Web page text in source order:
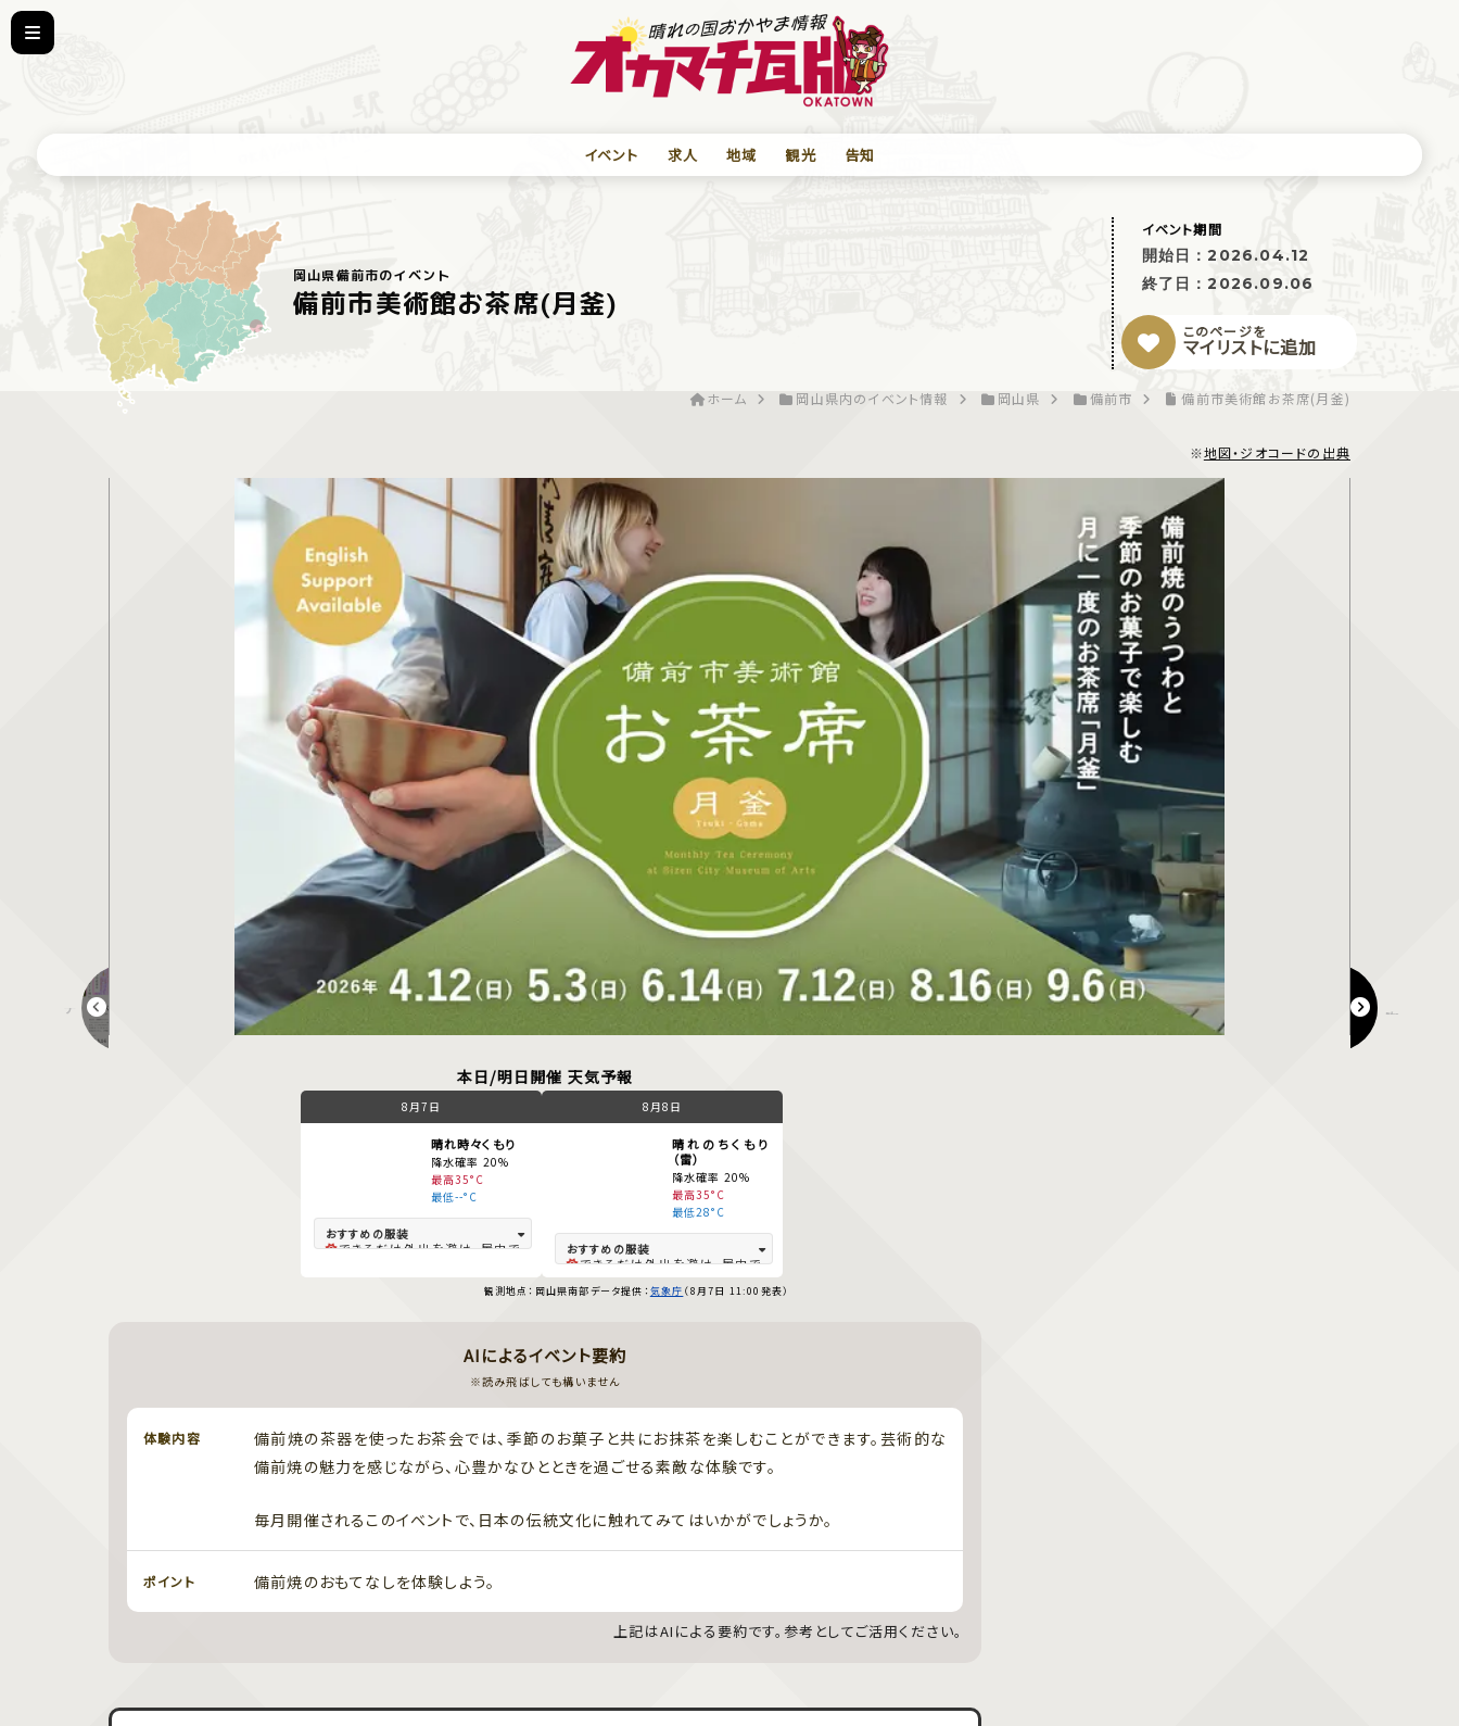
イベント 求人 地域 観光 告知
岡山県備前市のイベント
備前市美術館お茶席(月釜)
イベント期間
開始日：2026.04.12
終了日：2026.09.06
このページを
マイリストに追加
ホーム 岡山県内のイベント情報 岡山県 備前市 備前市美術館お茶席(月釜)
※地図・ジオコードの出典
本日/明日開催 天気予報
8月7日
晴れ時々くもり
降水確率 20%
最高35°C
最低--°C
できるだけ外出を避け、屋内で
夜も蒸し暑く過ごしづらい。換気
ムがオススメ。 朝晩には、日傘、
策）を検討してください。
8月8日
晴れのちくもり
（雷）
降水確率 20%
最高35°C
最低28°C
できるだけ外出を避け、屋内で
は冷房を。
夜も蒸し暑く過ごしづらい。換気
対策）、帽子、日傘、冷感アイテ
ムがオススメ。 朝晩には、日傘、
帽子、薄手の羽織物（冷房対
観測地点：岡山県南部データ提供： 気象庁 （8月7日 11:00発表）
AIによるイベント要約
※読み飛ばしても構いません
体験内容
備前焼の茶器を使ったお茶会では、季節のお菓子と共にお抹茶を楽しむことができます。芸術的な
備前焼の魅力を感じながら、心豊かなひとときを過ごせる素敵な体験です。
毎月開催されるこのイベントで、日本の伝統文化に触れてみてはいかがでしょうか。
ポイント 備前焼のおもてなしを体験しよう。
上記はAIによる要約です。参考としてご活用ください。